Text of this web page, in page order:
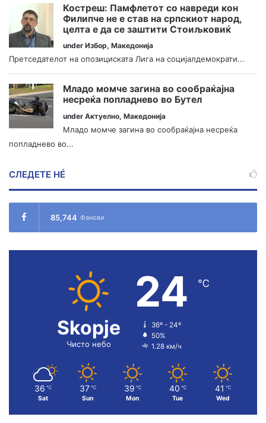
Костреш: Памфлетот со навреди кон
Филипче не е став на српскиот народ,
целта е да се заштити Стоиљковиќ
under Избор, Македонија
Претседателот на опозициската Лига на социјалдемократи...
Младо момче загина во сообраќајна
несреќа попладнево во Бутел
under Актуелно, Македонија
Младо момче загина во сообраќајна несреќа
попладнево во...
СЛЕДЕТЕ НÉ
85,744 Фанови
Skopje
Чисто небо
24 ℃
36º - 24º
50%
1.28 км/ч
36 ℃
Sat
37 ℃
Sun
39 ℃
Mon
40 ℃
Tue
41 ℃
Wed